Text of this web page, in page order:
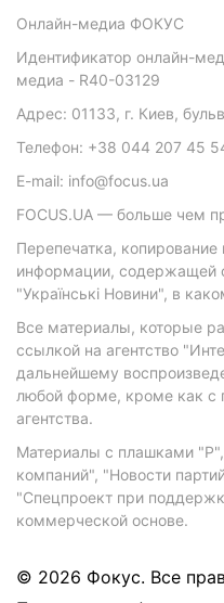
Онлайн-медиа ФОКУС
Идентификатор онлайн-
медиа - R40-03129
Адрес: 01133, г. Киев,
Телефон: +38 044 207 45
E-mail: info@focus.ua
FOCUS.UA — больше чем
Перепечатка,
информации, содержащей
"Українські Новини", в
Все материалы, которые
ссылкой на агентство
дальнейшему
любой форме, кроме как с
агентства.
Материалы с плашками
компаний", "Новости
"Спецпроект при
коммерческой основе.
© 2026 Фокус. Все